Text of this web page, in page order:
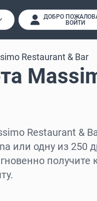
ДОБРО
ВОЙТИ
Restaurant & Bar
Restaurant &
или одну из 250
получите